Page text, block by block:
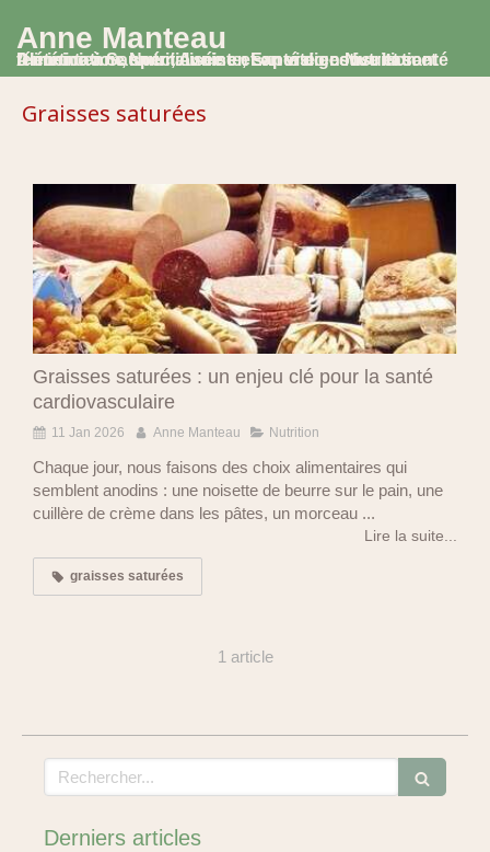
Anne Manteau
Diététicienne Nutritionniste, Experte en Nutrition et Alimentation, spécialisée en santé digestive et santé féminine à Saumur, Avoine et en visio consultation
Graisses saturées
Graisses saturées : un enjeu clé pour la santé
cardiovasculaire
11 Jan 2026 Anne Manteau Nutrition
Chaque jour, nous faisons des choix alimentaires qui
semblent anodins : une noisette de beurre sur le pain, une
cuillère de crème dans les pâtes, un morceau ...
Lire la suite...
graisses saturées
1 article
Rechercher
Derniers articles